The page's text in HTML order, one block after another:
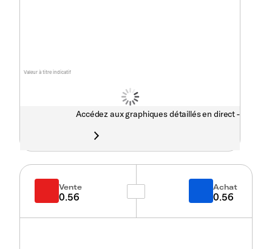
Valeur à titre indicatif
Accédez aux graphiques détaillés en direct -
Vente
0.56
Achat
0.56